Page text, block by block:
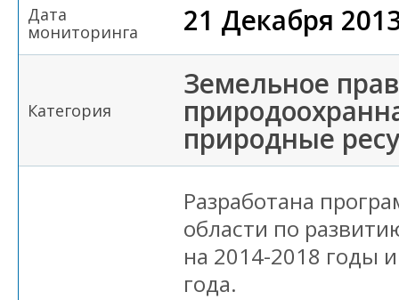
Дата
мониторинга
21 Декабря
Категория
Земельное
природные
Разработана
области по
на 2014-2018 годы
года.